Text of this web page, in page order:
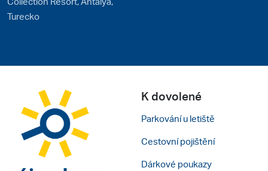
Turecko
K dovolené
Parkování u letiště
Cestovní pojištění
Dárkové poukazy